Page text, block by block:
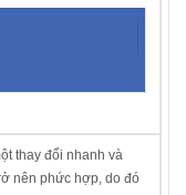
thay đổi nhanh và
nên phức hợp, do đó